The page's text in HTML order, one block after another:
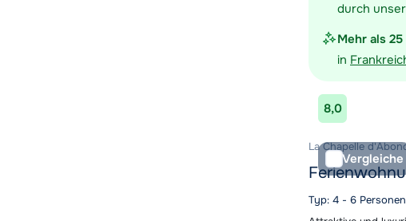
durch
Mehr als
in
8,0
Vergleiche
La Chapelle
Typ: 4 - 6 Personen